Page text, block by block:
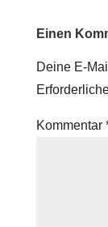
Einen
Deine E-
Kommentar